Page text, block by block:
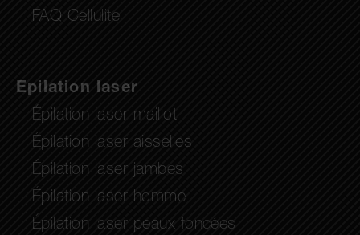
FAQ Cellulite
Epilation laser
Épilation laser maillot
Épilation laser aisselles
Épilation laser jambes
Épilation laser homme
Épilation laser peaux foncées